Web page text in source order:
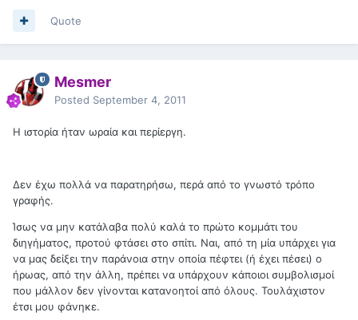
Quote
Mesmer
Posted September 4, 2011
Η ιστορία ήταν ωραία και περίεργη.
Δεν έχω πολλά να παρατηρήσω, περά από το γνωστό τρόπο
γραφής.
Ίσως να μην κατάλαβα πολύ καλά το πρώτο κομμάτι του
διηγήματος, προτού φτάσει στο σπίτι. Ναι, από τη μία υπάρχει για
να μας δείξει την παράνοια στην οποία πέφτει (ή έχει πέσει) ο
ήρωας, από την άλλη, πρέπει να υπάρχουν κάποιοι συμβολισμοί
που μάλλον δεν γίνονται κατανοητοί από όλους. Τουλάχιστον
έτσι μου φάνηκε.